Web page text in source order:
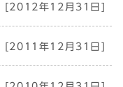
[2012年12月31日]
[2011年12月31日]